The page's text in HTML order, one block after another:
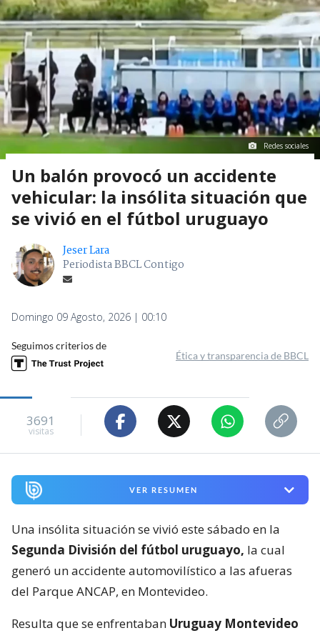
Redes sociales
Un balón provocó un accidente
vehicular: la insólita situación que
se vivió en el fútbol uruguayo
Jeser Lara
Periodista BBCL Contigo
Domingo 09 Agosto, 2026 | 00:10
Seguimos criterios de
Ética y transparencia de BBCL
3691
visitas
VER RESUMEN
Una insólita situación se vivió este sábado en la
Segunda División del fútbol uruguayo, la cual
generó un accidente automovilístico a las afueras
del Parque ANCAP, en Montevideo.
Resulta que se enfrentaban Uruguay Montevideo